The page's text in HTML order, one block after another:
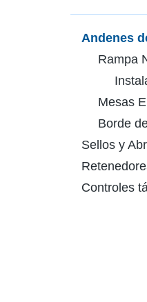
Andenes
Rampa
Mesas
Borde
Sellos y
Controles